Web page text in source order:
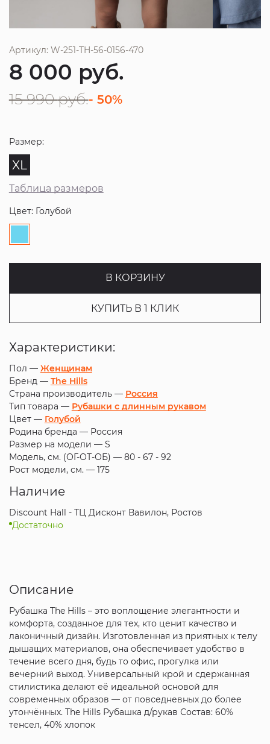
Артикул: W-251-TH-56-0156-470
8 000 руб.
15 990 руб.- 50%
Размер:
XL
Таблица размеров
Цвет: Голубой
В КОРЗИНУ
КУПИТЬ В 1 КЛИК
Характеристики:
Пол — Женщинам
Бренд — The Hills
Страна производитель — Россия
Тип товара — Рубашки с длинным рукавом
Цвет — Голубой
Родина бренда — Россия
Размер на модели — S
Модель, см. (ОГ-ОТ-ОБ) — 80 - 67 - 92
Рост модели, см. — 175
Наличие
Discount Hall - ТЦ Дисконт Вавилон, Ростов
Достаточно
Описание
Рубашка The Hills – это воплощение элегантности и
комфорта, созданное для тех, кто ценит качество и
лаконичный дизайн. Изготовленная из приятных к телу
дышащих материалов, она обеспечивает удобство в
течение всего дня, будь то офис, прогулка или
вечерний выход. Универсальный крой и сдержанная
стилистика делают её идеальной основой для
современных образов — от повседневных до более
утончённых. The Hills Рубашка д/рукав Состав: 60%
тенсел, 40% хлопок